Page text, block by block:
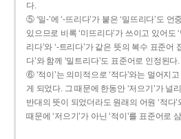
다.
⑤ ‘밀-’에 ‘-뜨리다’가 붙은 ‘밀뜨리다’도 언
있으므로 비록 ‘미뜨리다’가 쓰이고 있어도
리다’와 ‘-트리다’가 같은 뜻의 복수 표준어
다’와 함께 ‘밀트리다’도 표준어로 인정된다.
⑥ ‘적이’는 의미적으로 ‘적다’와는 멀어지
게 되었다. 그 때문에 한동안 ‘저으기’가 널
반대의 뜻이 되었더라도 원래의 어원 ‘적다
때문에 ‘저으기’가 아닌 ‘적이’를 표준어로